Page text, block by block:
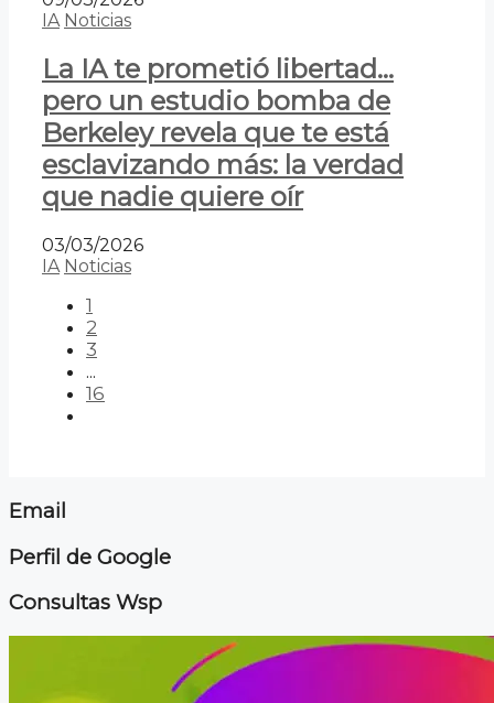
IA Noticias
La IA te prometió libertad…
pero un estudio bomba de
Berkeley revela que te está
esclavizando más: la verdad
que nadie quiere oír
03/03/2026
IA Noticias
1
2
3
...
16
Email
Perfil de Google
Consultas Wsp